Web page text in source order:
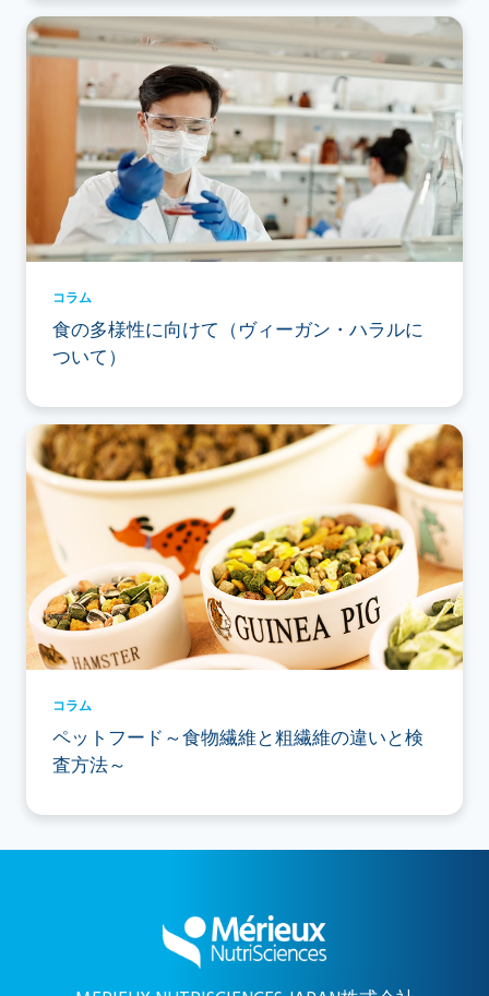
コラム
食の多様性に向けて（ヴィーガン・ハラルに
ついて）
コラム
ペットフード～食物繊維と粗繊維の違いと検
査方法～